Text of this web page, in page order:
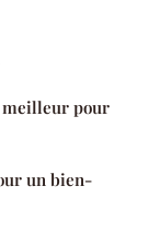
meilleur pour
un bien-